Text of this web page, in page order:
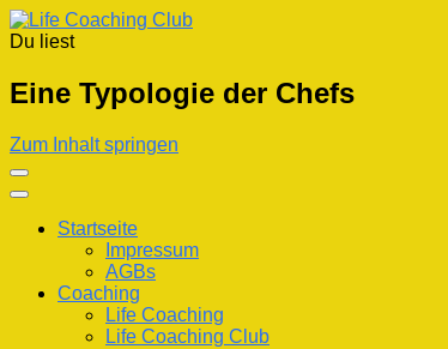
Du liest
Eine Typologie der Chefs
Zum Inhalt springen
Startseite
Impressum
AGBs
Coaching
Life Coaching
Life Coaching Club